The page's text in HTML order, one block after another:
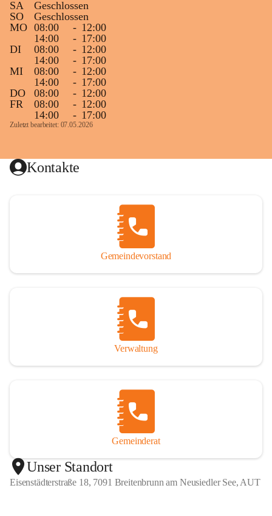
SA
Geschlossen
SO
Geschlossen
MO 08:00 - 12:00
14:00
- 17:00
DI
08:00 - 12:00
14:00
- 17:00
MI
08:00 - 12:00
14:00
- 17:00
DO
08:00 - 12:00
FR
08:00 - 12:00
14:00
- 17:00
Zuletzt bearbeitet: 07.05.2026
Kontakte
Gemeindevorstand
Verwaltung
Gemeinderat
Unser Standort
Eisenstädterstraße 18, 7091 Breitenbrunn am Neusiedler See, AUT